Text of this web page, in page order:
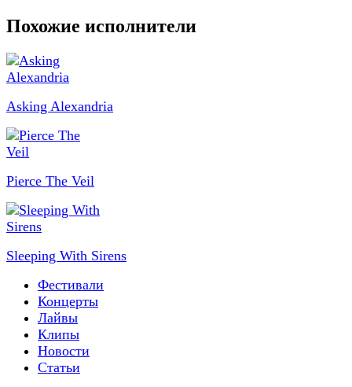
Похожие исполнители
Asking Alexandria
Pierce The Veil
Sleeping With Sirens
Фестивали
Концерты
Лайвы
Клипы
Новости
Статьи